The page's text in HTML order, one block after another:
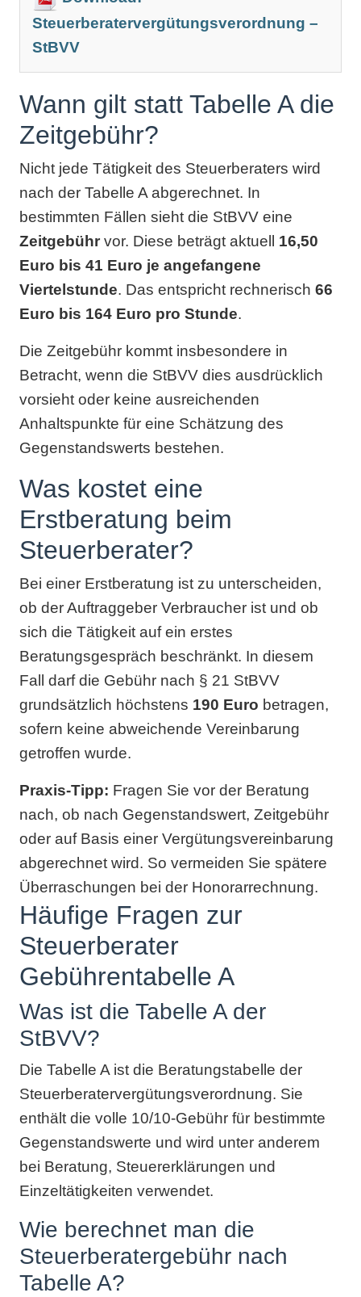
Steuerberatervergütungsverordnung –
StBVV
Wann gilt statt Tabelle A die
Zeitgebühr?
Nicht jede Tätigkeit des Steuerberaters wird
nach der Tabelle A abgerechnet. In
bestimmten Fällen sieht die StBVV eine
Zeitgebühr vor. Diese beträgt aktuell 16,50
Euro bis 41 Euro je angefangene
Viertelstunde. Das entspricht rechnerisch 66
Euro bis 164 Euro pro Stunde.
Die Zeitgebühr kommt insbesondere in
Betracht, wenn die StBVV dies ausdrücklich
vorsieht oder keine ausreichenden
Anhaltspunkte für eine Schätzung des
Gegenstandswerts bestehen.
Was kostet eine
Erstberatung beim
Steuerberater?
Bei einer Erstberatung ist zu unterscheiden,
ob der Auftraggeber Verbraucher ist und ob
sich die Tätigkeit auf ein erstes
Beratungsgespräch beschränkt. In diesem
Fall darf die Gebühr nach § 21 StBVV
grundsätzlich höchstens 190 Euro betragen,
sofern keine abweichende Vereinbarung
getroffen wurde.
Praxis-Tipp: Fragen Sie vor der Beratung
nach, ob nach Gegenstandswert, Zeitgebühr
oder auf Basis einer Vergütungsvereinbarung
abgerechnet wird. So vermeiden Sie spätere
Überraschungen bei der Honorarrechnung.
Häufige Fragen zur
Steuerberater
Gebührentabelle A
Was ist die Tabelle A der
StBVV?
Die Tabelle A ist die Beratungstabelle der
Steuerberatervergütungsverordnung. Sie
enthält die volle 10/10-Gebühr für bestimmte
Gegenstandswerte und wird unter anderem
bei Beratung, Steuererklärungen und
Einzeltätigkeiten verwendet.
Wie berechnet man die
Steuerberatergebühr nach
Tabelle A?